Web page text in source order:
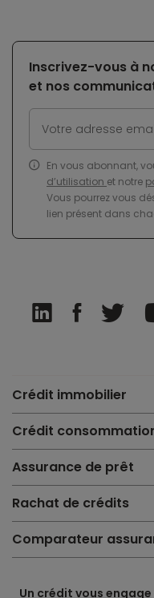
Inscrivez-vous à
et nos
En vous abonnant,
d’utilisation et notre
Vous pourrez vous
lien présent dans
Crédit immobilier
Crédit
Assurance de prêt
Rachat de crédits
Comparateur
Un crédit vous